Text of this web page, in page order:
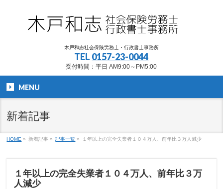
木戸和志社会保険労務士・行政書士事務所
TEL 0157-23-0044
受付時間：平日 AM9:00～PM5:00
MENU
新着記事
HOME » 新着記事 » 記事一覧 » １年以上の完全失業者１０４万人、前年比３万人減少
１年以上の完全失業者１０４万人、前年比３万
人減少